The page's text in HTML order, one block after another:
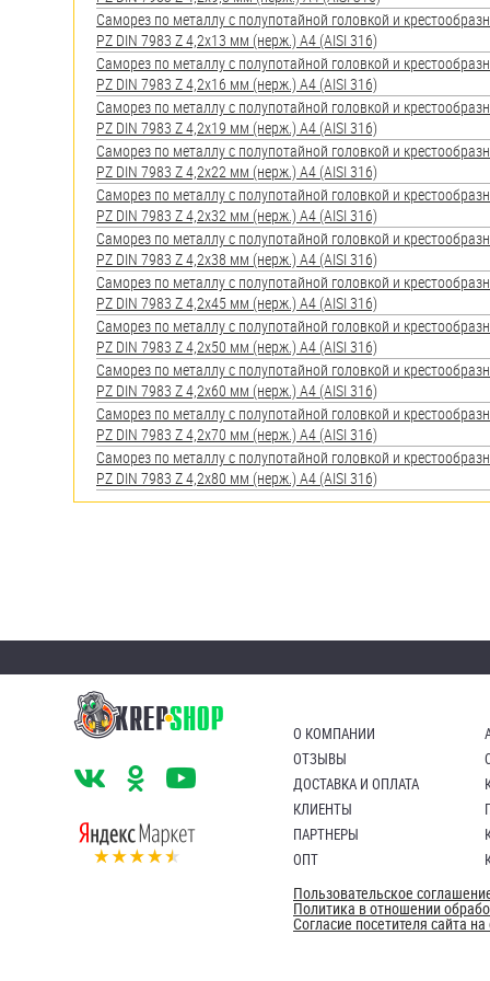
Пробки
Саморезы и шурупы
Стопорные кольца
Такелаж
Хомуты
Шайбы
Шпильки
Шплинты
Штифты и пальцы
Саморез по металлу с полупотайной головкой и
PZ DIN 7983 Z 4,2х13 мм (нерж.) A4 (AISI 316)
Саморез по металлу с полупотайной головкой и
PZ DIN 7983 Z 4,2х16 мм (нерж.) A4 (AISI 316)
Саморез по металлу с полупотайной головкой и
PZ DIN 7983 Z 4,2х19 мм (нерж.) A4 (AISI 316)
Саморез по металлу с полупотайной головкой и
PZ DIN 7983 Z 4,2х22 мм (нерж.) A4 (AISI 316)
Саморез по металлу с полупотайной головкой и
PZ DIN 7983 Z 4,2х32 мм (нерж.) A4 (AISI 316)
Саморез по металлу с полупотайной головкой и
PZ DIN 7983 Z 4,2х38 мм (нерж.) A4 (AISI 316)
Саморез по металлу с полупотайной головкой и
PZ DIN 7983 Z 4,2х45 мм (нерж.) A4 (AISI 316)
Саморез по металлу с полупотайной головкой и
PZ DIN 7983 Z 4,2х50 мм (нерж.) A4 (AISI 316)
Саморез по металлу с полупотайной головкой и
PZ DIN 7983 Z 4,2х60 мм (нерж.) A4 (AISI 316)
Саморез по металлу с полупотайной головкой и
PZ DIN 7983 Z 4,2х70 мм (нерж.) A4 (AISI 316)
Саморез по металлу с полупотайной головкой и
PZ DIN 7983 Z 4,2х80 мм (нерж.) A4 (AISI 316)
О КОМПАНИИ
ОТЗЫВЫ
ДОСТАВКА И ОПЛАТА
КЛИЕНТЫ
ПАРТНЕРЫ
ОПТ
Пользовательское
Политика в отношении
Согласие посетителя сайта